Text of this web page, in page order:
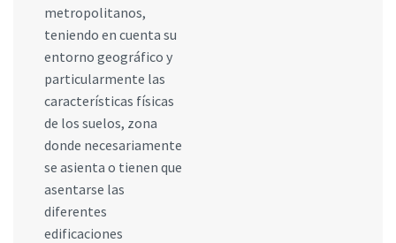
metropolitanos,
teniendo en cuenta su
entorno geográfico y
particularmente las
características físicas
de los suelos, zona
donde necesariamente
se asienta o tienen que
asentarse las
diferentes
edificaciones